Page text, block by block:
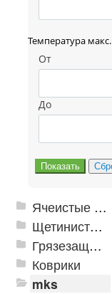
Температура макс.
От
До
Ячеистые грязезащитные покрытия
Щетинистые покрытия
Грязезащитные, влаговпитывающие покрытия
Коврики
mks